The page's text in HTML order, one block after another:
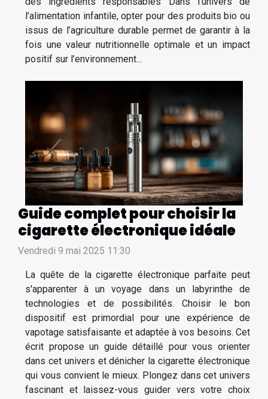
l’alimentation infantile, opter pour des produits bio ou
issus de l’agriculture durable permet de garantir à la
fois une valeur nutritionnelle optimale et un impact
positif sur l’environnement...
Guide complet pour choisir la
cigarette électronique idéale
Vendredi 9 mai 2025 11:30
La quête de la cigarette électronique parfaite peut
s'apparenter à un voyage dans un labyrinthe de
technologies et de possibilités. Choisir le bon
dispositif est primordial pour une expérience de
vapotage satisfaisante et adaptée à vos besoins. Cet
écrit propose un guide détaillé pour vous orienter
dans cet univers et dénicher la cigarette électronique
qui vous convient le mieux. Plongez dans cet univers
fascinant et laissez-vous guider vers votre choix